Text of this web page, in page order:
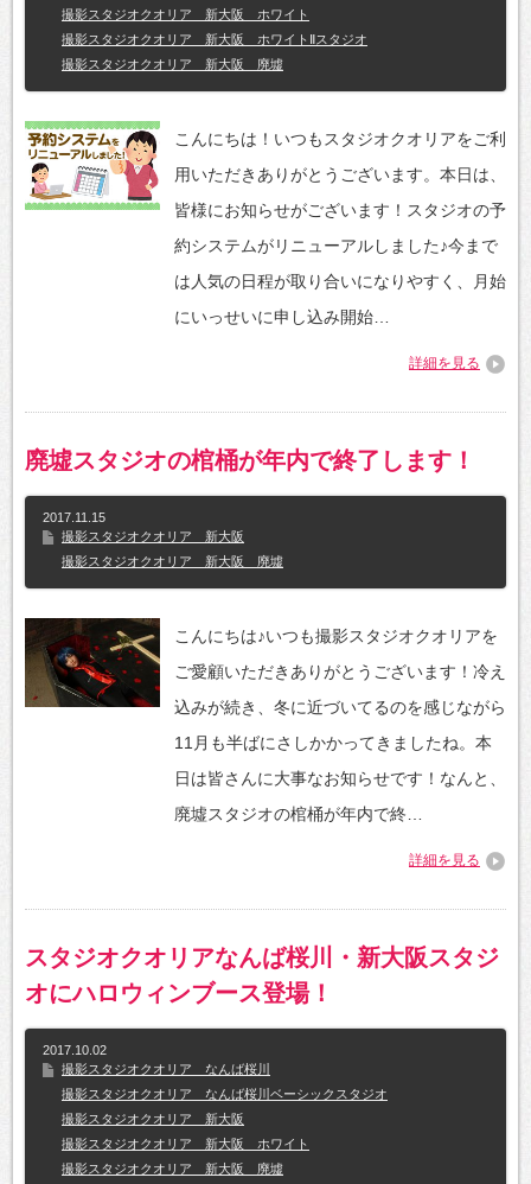
撮影スタジオクオリア 新大阪 ホワイト
撮影スタジオクオリア 新大阪 ホワイトⅡスタジオ
撮影スタジオクオリア 新大阪 廃墟
こんにちは！いつもスタジオクオリアをご利
用いただきありがとうございます。本日は、
皆様にお知らせがございます！スタジオの予
約システムがリニューアルしました♪今まで
は人気の日程が取り合いになりやすく、月始
にいっせいに申し込み開始…
詳細を見る
廃墟スタジオの棺桶が年内で終了します！
2017.11.15
撮影スタジオクオリア 新大阪
撮影スタジオクオリア 新大阪 廃墟
こんにちは♪いつも撮影スタジオクオリアを
ご愛顧いただきありがとうございます！冷え
込みが続き、冬に近づいてるのを感じながら
11月も半ばにさしかかってきましたね。本
日は皆さんに大事なお知らせです！なんと、
廃墟スタジオの棺桶が年内で終…
詳細を見る
スタジオクオリアなんば桜川・新大阪スタジ
オにハロウィンブース登場！
2017.10.02
撮影スタジオクオリア なんば桜川
撮影スタジオクオリア なんば桜川ベーシックスタジオ
撮影スタジオクオリア 新大阪
撮影スタジオクオリア 新大阪 ホワイト
撮影スタジオクオリア 新大阪 廃墟